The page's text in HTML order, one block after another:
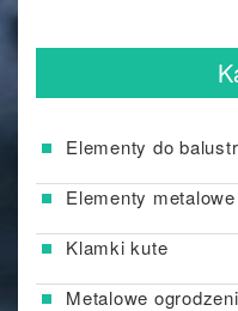
Elementy do
Elementy metalowe
Klamki kute
Metalowe